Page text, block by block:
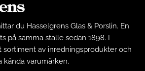
du Hasselgrens Glas & Porslin. En
på samma ställe sedan 1898. I
sortiment av inredningsprodukter och
kända varumärken.